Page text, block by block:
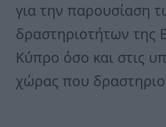
για την παρουσίαση
δραστηριοτήτων της
Κύπρο όσο και στις
χώρας που